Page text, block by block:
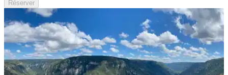
Réserver